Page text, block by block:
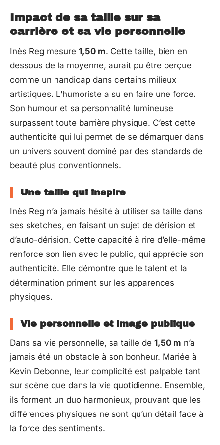
Impact de sa taille sur sa
carrière et sa vie personnelle
Inès Reg mesure 1,50 m. Cette taille, bien en
dessous de la moyenne, aurait pu être perçue
comme un handicap dans certains milieux
artistiques. L’humoriste a su en faire une force.
Son humour et sa personnalité lumineuse
surpassent toute barrière physique. C’est cette
authenticité qui lui permet de se démarquer dans
un univers souvent dominé par des standards de
beauté plus conventionnels.
Une taille qui inspire
Inès Reg n’a jamais hésité à utiliser sa taille dans
ses sketches, en faisant un sujet de dérision et
d’auto-dérision. Cette capacité à rire d’elle-même
renforce son lien avec le public, qui apprécie son
authenticité. Elle démontre que le talent et la
détermination priment sur les apparences
physiques.
Vie personnelle et image publique
Dans sa vie personnelle, sa taille de 1,50 m n’a
jamais été un obstacle à son bonheur. Mariée à
Kevin Debonne, leur complicité est palpable tant
sur scène que dans la vie quotidienne. Ensemble,
ils forment un duo harmonieux, prouvant que les
différences physiques ne sont qu’un détail face à
la force des sentiments.